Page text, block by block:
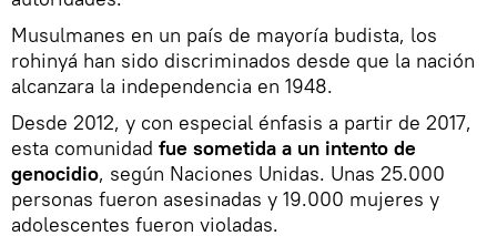
Musulmanes en un país de mayoría budista, los
rohinyá han sido discriminados desde que la nación
alcanzara la independencia en 1948.
Desde 2012, y con especial énfasis a partir de 2017,
esta comunidad fue sometida a un intento de
genocidio, según Naciones Unidas. Unas 25.000
personas fueron asesinadas y 19.000 mujeres y
adolescentes fueron violadas.